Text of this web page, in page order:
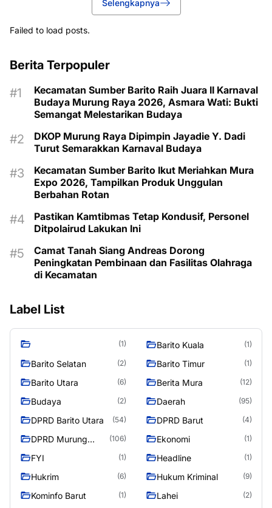
Selengkapnya
Failed to load posts.
Berita Terpopuler
Kecamatan Sumber Barito Raih Juara II Karnaval
Budaya Murung Raya 2026, Asmara Wati: Bukti
Semangat Melestarikan Budaya
DKOP Murung Raya Dipimpin Jayadie Y. Dadi
Turut Semarakkan Karnaval Budaya
Kecamatan Sumber Barito Ikut Meriahkan Mura
Expo 2026, Tampilkan Produk Unggulan
Berbahan Rotan
Pastikan Kamtibmas Tetap Kondusif, Personel
Ditpolairud Lakukan Ini
Camat Tanah Siang Andreas Dorong
Peningkatan Pembinaan dan Fasilitas Olahraga
di Kecamatan
Label List
(1) Barito Kuala (1)
Barito Selatan (2) Barito Timur (1)
Barito Utara (6) Berita Mura (12)
Budaya (2) Daerah (95)
DPRD Barito Utara (54) DPRD Barut (4)
DPRD Murung
(106) Ekonomi (1)
FYI (1) Headline (1)
Hukrim (6) Hukum Kriminal (9)
Kominfo Barut (1) Lahei (2)